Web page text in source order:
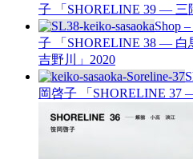
子 「SHORELINE 39 —
Shop
子 「SHORELINE 38
吉野川」 2020
岡啓子 「SHORELINE 37